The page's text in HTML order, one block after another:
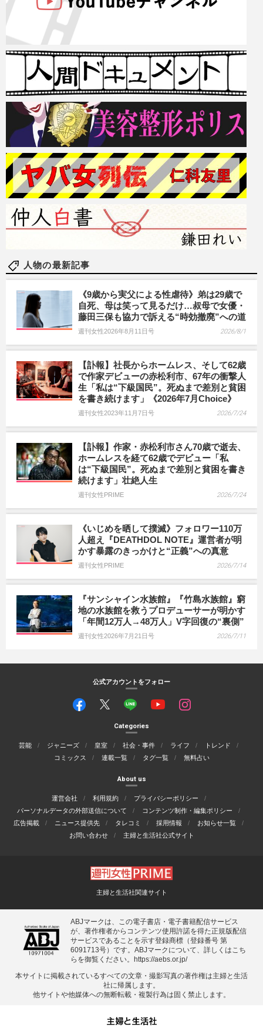
人物の最新記事
《9歳から実父による性虐待》弟は29歳で
自死、母は笑って見るだけ…叔母で女優・
藤田三保も協力で訴える“時効撤廃”への道
週刊女性2026年8月11日号 2026/8/1
【訃報】社長からホームレス、そして62歳
で作家デビューの赤松利市、67年の衝撃人
生「私は“下級国民”。死ぬまで差別と貧困
を書き続けます」《2026年7月Choice》
週刊女性2023年11月7日号 2026/7/24
【訃報】作家・赤松利市さん70歳で逝去、
ホームレスを経て62歳でデビュー「私
は“下級国民”。死ぬまで差別と貧困を書き
続けます」壮絶人生
週刊女性PRIME 2026/7/24
《いじめを晒して撲滅》フォロワー110万
人超え『DEATHDOL NOTE』運営者が明
かす暴露のきっかけと“正義”への真意
週刊女性PRIME 2026/7/14
『サンシャイン水族館』『竹島水族館』窮
地の水族館を救うプロデューサーが明かす
「年間12万人→48万人」V字回復の“裏側”
週刊女性2026年7月21日号 2026/7/11
公式アカウントをフォロー
Categories
芸能 ジャニーズ 皇室 社会・事件 ライフ
トレンド
コミックス
連載一覧 タグ一覧 無料占い
About us
運営会社 利用規約
プライバシーポリシー
パーソナルデータの外部送信について
コンテンツ制作・編集ポリシー
広告掲載
ニュース提供先 タレコミ 採用情報
お知らせ一覧
お問い合わせ
主婦と生活社公式サイト
主婦と生活社関連サイト
ABJマークは、この電子書店・電子書籍配信サービス
が、著作権者からコンテンツ使用許諾を得た正規版配信
サービスであることを示す登録商標（登録番号 第
6091713号）です。ABJマークについて、詳しくはこち
らを御覧ください。 https://aebs.or.jp/
本サイトに掲載されているすべての⽂章・撮影写真の著作権は主婦と⽣活
社に帰属します。
他サイトや他媒体への無断転載・複製⾏為は固く禁⽌します。